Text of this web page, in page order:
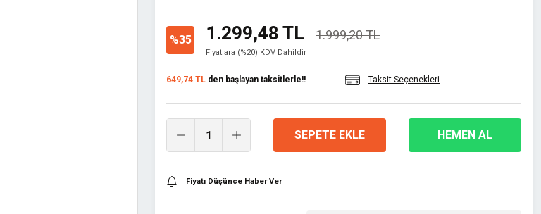
%35 1.299,48 TL 1.999,20 TL
Fiyatlara (%20) KDV Dahildir
649,74 TL den başlayan taksitlerle!! Taksit Seçenekleri
SEPETE EKLE HEMEN AL
Fiyatı Düşünce Haber Ver